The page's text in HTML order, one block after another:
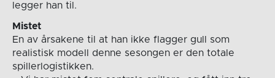
legger han til.
Mistet
En av årsakene til at han ikke flagger gull som
realistisk modell denne sesongen er den totale
spillerlogistikken.